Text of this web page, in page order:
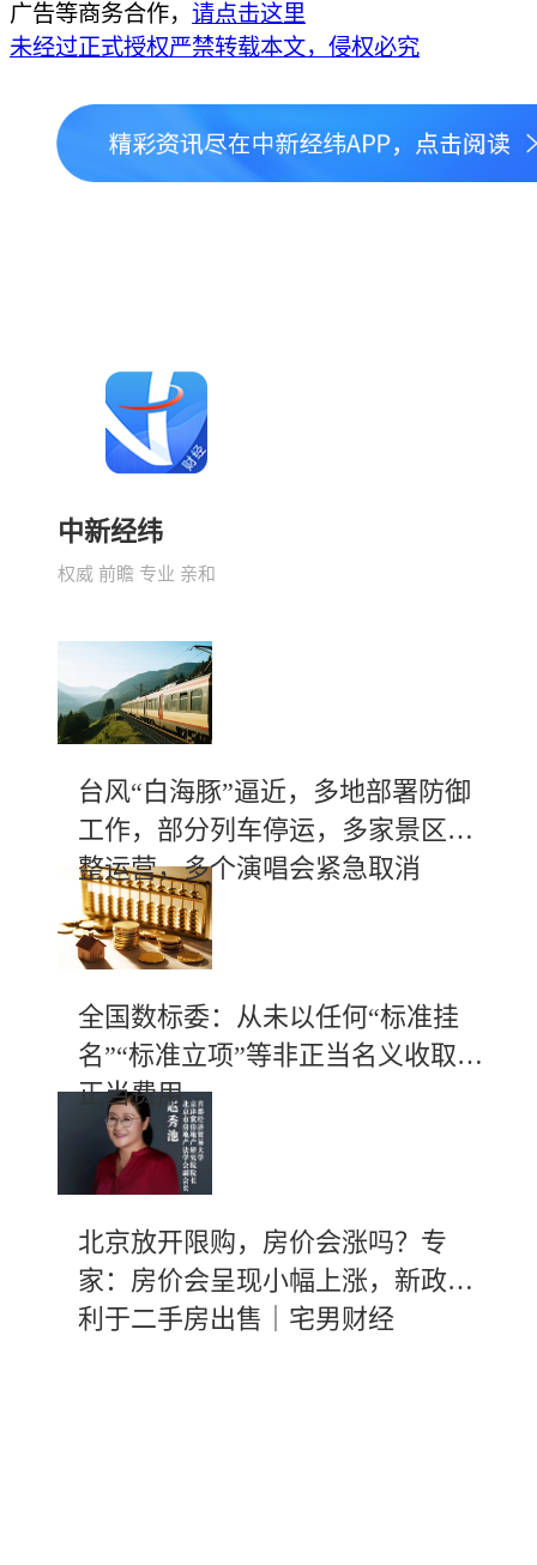
广告等商务合作， 请点击这里
未经过正式授权严禁转载本文，侵权必究
中新经纬
权威 前瞻 专业 亲和
台风“白海豚”逼近，多地部署防御
工作，部分列车停运，多家景区调
整运营，多个演唱会紧急取消
全国数标委：从未以任何“标准挂
名”“标准立项”等非正当名义收取不
正当费用
北京放开限购，房价会涨吗？专
家：房价会呈现小幅上涨，新政有
利于二手房出售｜宅男财经